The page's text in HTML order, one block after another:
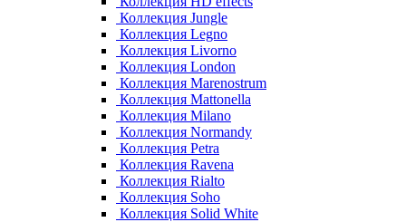
Коллекция Jungle
Коллекция Legno
Коллекция Livorno
Коллекция London
Коллекция Marenostrum
Коллекция Mattonella
Коллекция Milano
Коллекция Normandy
Коллекция Petra
Коллекция Ravena
Коллекция Rialto
Коллекция Soho
Коллекция Solid White